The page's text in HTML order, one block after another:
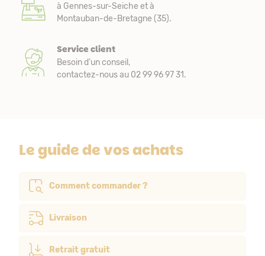
à Gennes-sur-Seiche et à
Montauban-de-Bretagne (35).
Service client
Besoin d’un conseil,
contactez-nous au 02 99 96 97 31.
Le guide de vos achats
Comment commander ?
Livraison
Retrait gratuit